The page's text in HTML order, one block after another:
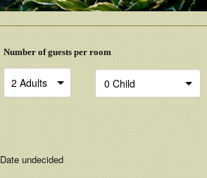
Number of guests per room
Date undecided